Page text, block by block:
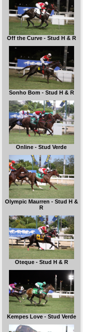
Off the Curve - Stud H & R
Sonho Bom - Stud H & R
Online - Stud Verde
Olympic Maurren - Stud H &
R
Oteque - Stud H & R
Kempes Love - Stud Verde